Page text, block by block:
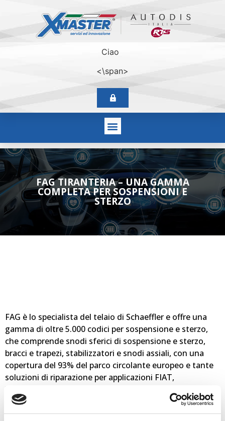
Ciao
<\span>
FAG TIRANTERIA – UNA GAMMA
COMPLETA PER SOSPENSIONI E
STERZO
FAG è lo specialista del telaio di Schaeffler e offre una
gamma di oltre 5.000 codici per sospensione e sterzo,
che comprende snodi sferici di sospensione e sterzo,
bracci e trapezi, stabilizzatori e snodi assiali, con una
copertura del 93% del parco circolante europeo e tante
soluzioni di riparazione per applicazioni FIAT,
Volkswagen, Citroen, Ford, Renault, Peugeot, Opel,
Toyota, Mercedes, Audi e tante altre vetture.